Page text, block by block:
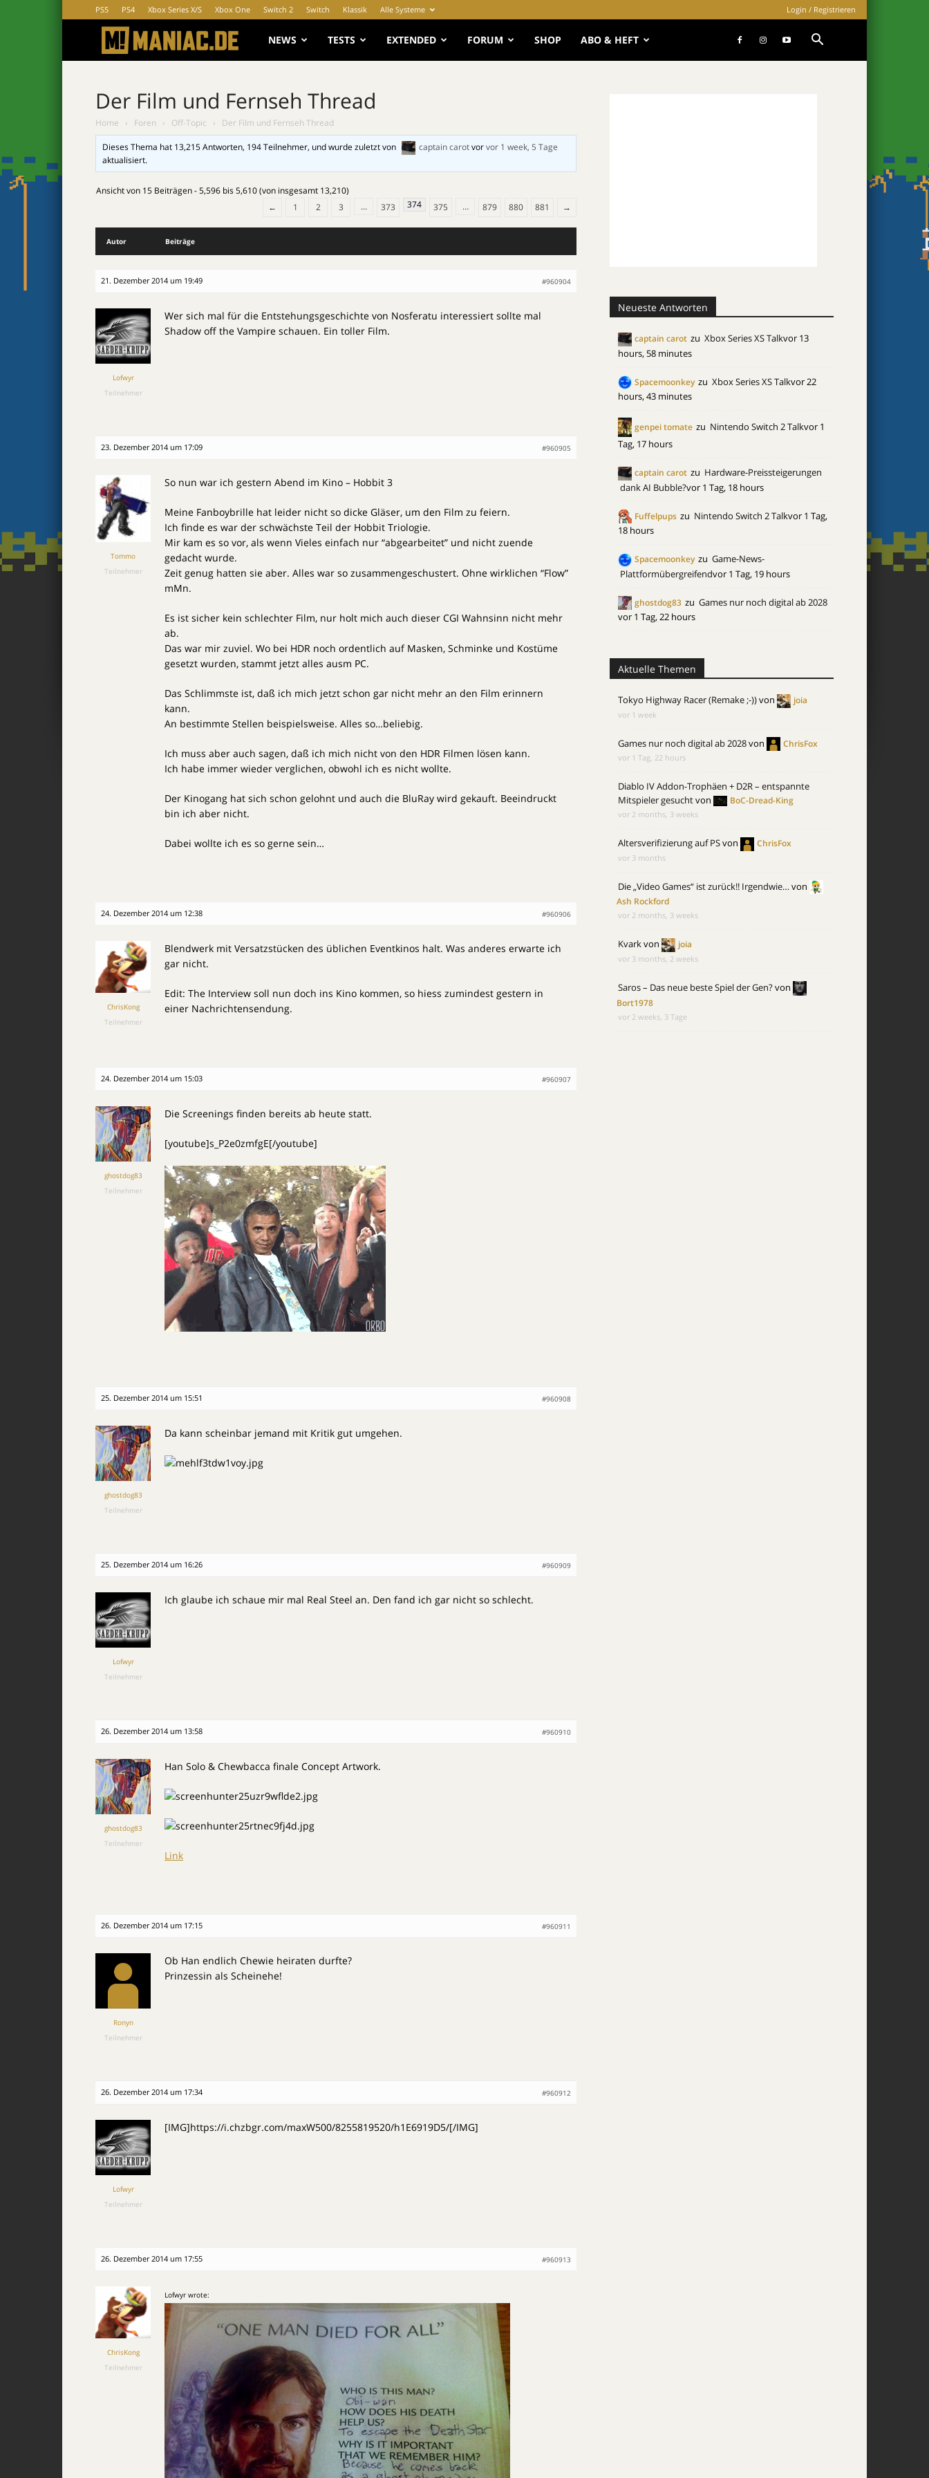
PS5 PS4 Xbox Series X/S Xbox One Switch 2 Switch Klassik Alle Systeme Login / Registrieren
MANIAC.de
NEWS TESTS EXTENDED FORUM SHOP ABO & HEFT
Der Film und Fernseh Thread
Home › Foren › Off-Topic › Der Film und Fernseh Thread
Dieses Thema hat 13,215 Antworten, 194 Teilnehmer, und wurde zuletzt von captain carotvorvor 1 week, 5 Tage
aktualisiert.
Ansicht von 15 Beiträgen - 5,596 bis 5,610 (von insgesamt 13,210)
←
1 2 3 … 373 374 375 … 879 880 881 →
Autor Beiträge
21. Dezember 2014 um 19:49 #960904
Lofwyr
Teilnehmer
Wer sich mal für die Entstehungsgeschichte von Nosferatu interessiert sollte mal
Shadow off the Vampire schauen. Ein toller Film.
23. Dezember 2014 um 17:09 #960905
Tommo
Teilnehmer
So nun war ich gestern Abend im Kino – Hobbit 3
Meine Fanboybrille hat leider nicht so dicke Gläser, um den Film zu feiern.
Ich finde es war der schwächste Teil der Hobbit Triologie.
Mir kam es so vor, als wenn Vieles einfach nur “abgearbeitet” und nicht zuende
gedacht wurde.
Zeit genug hatten sie aber. Alles war so zusammengeschustert. Ohne wirklichen “Flow”
mMn.
Es ist sicher kein schlechter Film, nur holt mich auch dieser CGI Wahnsinn nicht mehr
ab.
Das war mir zuviel. Wo bei HDR noch ordentlich auf Masken, Schminke und Kostüme
gesetzt wurden, stammt jetzt alles ausm PC.
Das Schlimmste ist, daß ich mich jetzt schon gar nicht mehr an den Film erinnern
kann.
An bestimmte Stellen beispielsweise. Alles so…beliebig.
Ich muss aber auch sagen, daß ich mich nicht von den HDR Filmen lösen kann.
Ich habe immer wieder verglichen, obwohl ich es nicht wollte.
Der Kinogang hat sich schon gelohnt und auch die BluRay wird gekauft. Beeindruckt
bin ich aber nicht.
Dabei wollte ich es so gerne sein…
24. Dezember 2014 um 12:38 #960906
ChrisKong
Teilnehmer
Blendwerk mit Versatzstücken des üblichen Eventkinos halt. Was anderes erwarte ich
gar nicht.
Edit: The Interview soll nun doch ins Kino kommen, so hiess zumindest gestern in
einer Nachrichtensendung.
24. Dezember 2014 um 15:03 #960907
ghostdog83
Teilnehmer
Die Screenings finden bereits ab heute statt.
[youtube]s_P2e0zmfgE[/youtube]
25. Dezember 2014 um 15:51 #960908
ghostdog83
Teilnehmer
Da kann scheinbar jemand mit Kritik gut umgehen.
25. Dezember 2014 um 16:26 #960909
Lofwyr
Teilnehmer
Ich glaube ich schaue mir mal Real Steel an. Den fand ich gar nicht so schlecht.
26. Dezember 2014 um 13:58 #960910
ghostdog83
Teilnehmer
Han Solo & Chewbacca finale Concept Artwork.
Link
26. Dezember 2014 um 17:15 #960911
Ronyn
Teilnehmer
Ob Han endlich Chewie heiraten durfte?
Prinzessin als Scheinehe!
26. Dezember 2014 um 17:34 #960912
Lofwyr
Teilnehmer
[IMG]https://i.chzbgr.com/maxW500/8255819520/h1E6919D5/[/IMG]
26. Dezember 2014 um 17:55 #960913
ChrisKong
Teilnehmer
Lofwyr wrote:
Neueste Antworten
captain carot zu Xbox Series XS Talkvor 13
hours, 58 minutes
Spacemoonkey zu Xbox Series XS Talkvor 22
hours, 43 minutes
genpei tomate zu Nintendo Switch 2 Talkvor 1
Tag, 17 hours
captain carot zu Hardware-Preissteigerungen
dank AI Bubble?vor 1 Tag, 18 hours
Fuffelpups zu Nintendo Switch 2 Talkvor 1 Tag,
18 hours
Spacemoonkey zu Game-News-
Plattformübergreifendvor 1 Tag, 19 hours
ghostdog83 zu Games nur noch digital ab 2028
vor 1 Tag, 22 hours
Aktuelle Themen
Tokyo Highway Racer (Remake ;-))von joia
vor 1 week
Games nur noch digital ab 2028von ChrisFox
vor 1 Tag, 22 hours
Diablo IV Addon-Trophäen + D2R – entspannte
Mitspieler gesuchtvon BoC-Dread-King
vor 2 months, 3 weeks
Altersverifizierung auf PSvon ChrisFox
vor 3 months
Die „Video Games“ ist zurück!! Irgendwie…von
Ash Rockford
vor 2 months, 3 weeks
Kvarkvon joia
vor 3 months, 2 weeks
Saros – Das neue beste Spiel der Gen?von
Bort1978
vor 2 weeks, 3 Tage